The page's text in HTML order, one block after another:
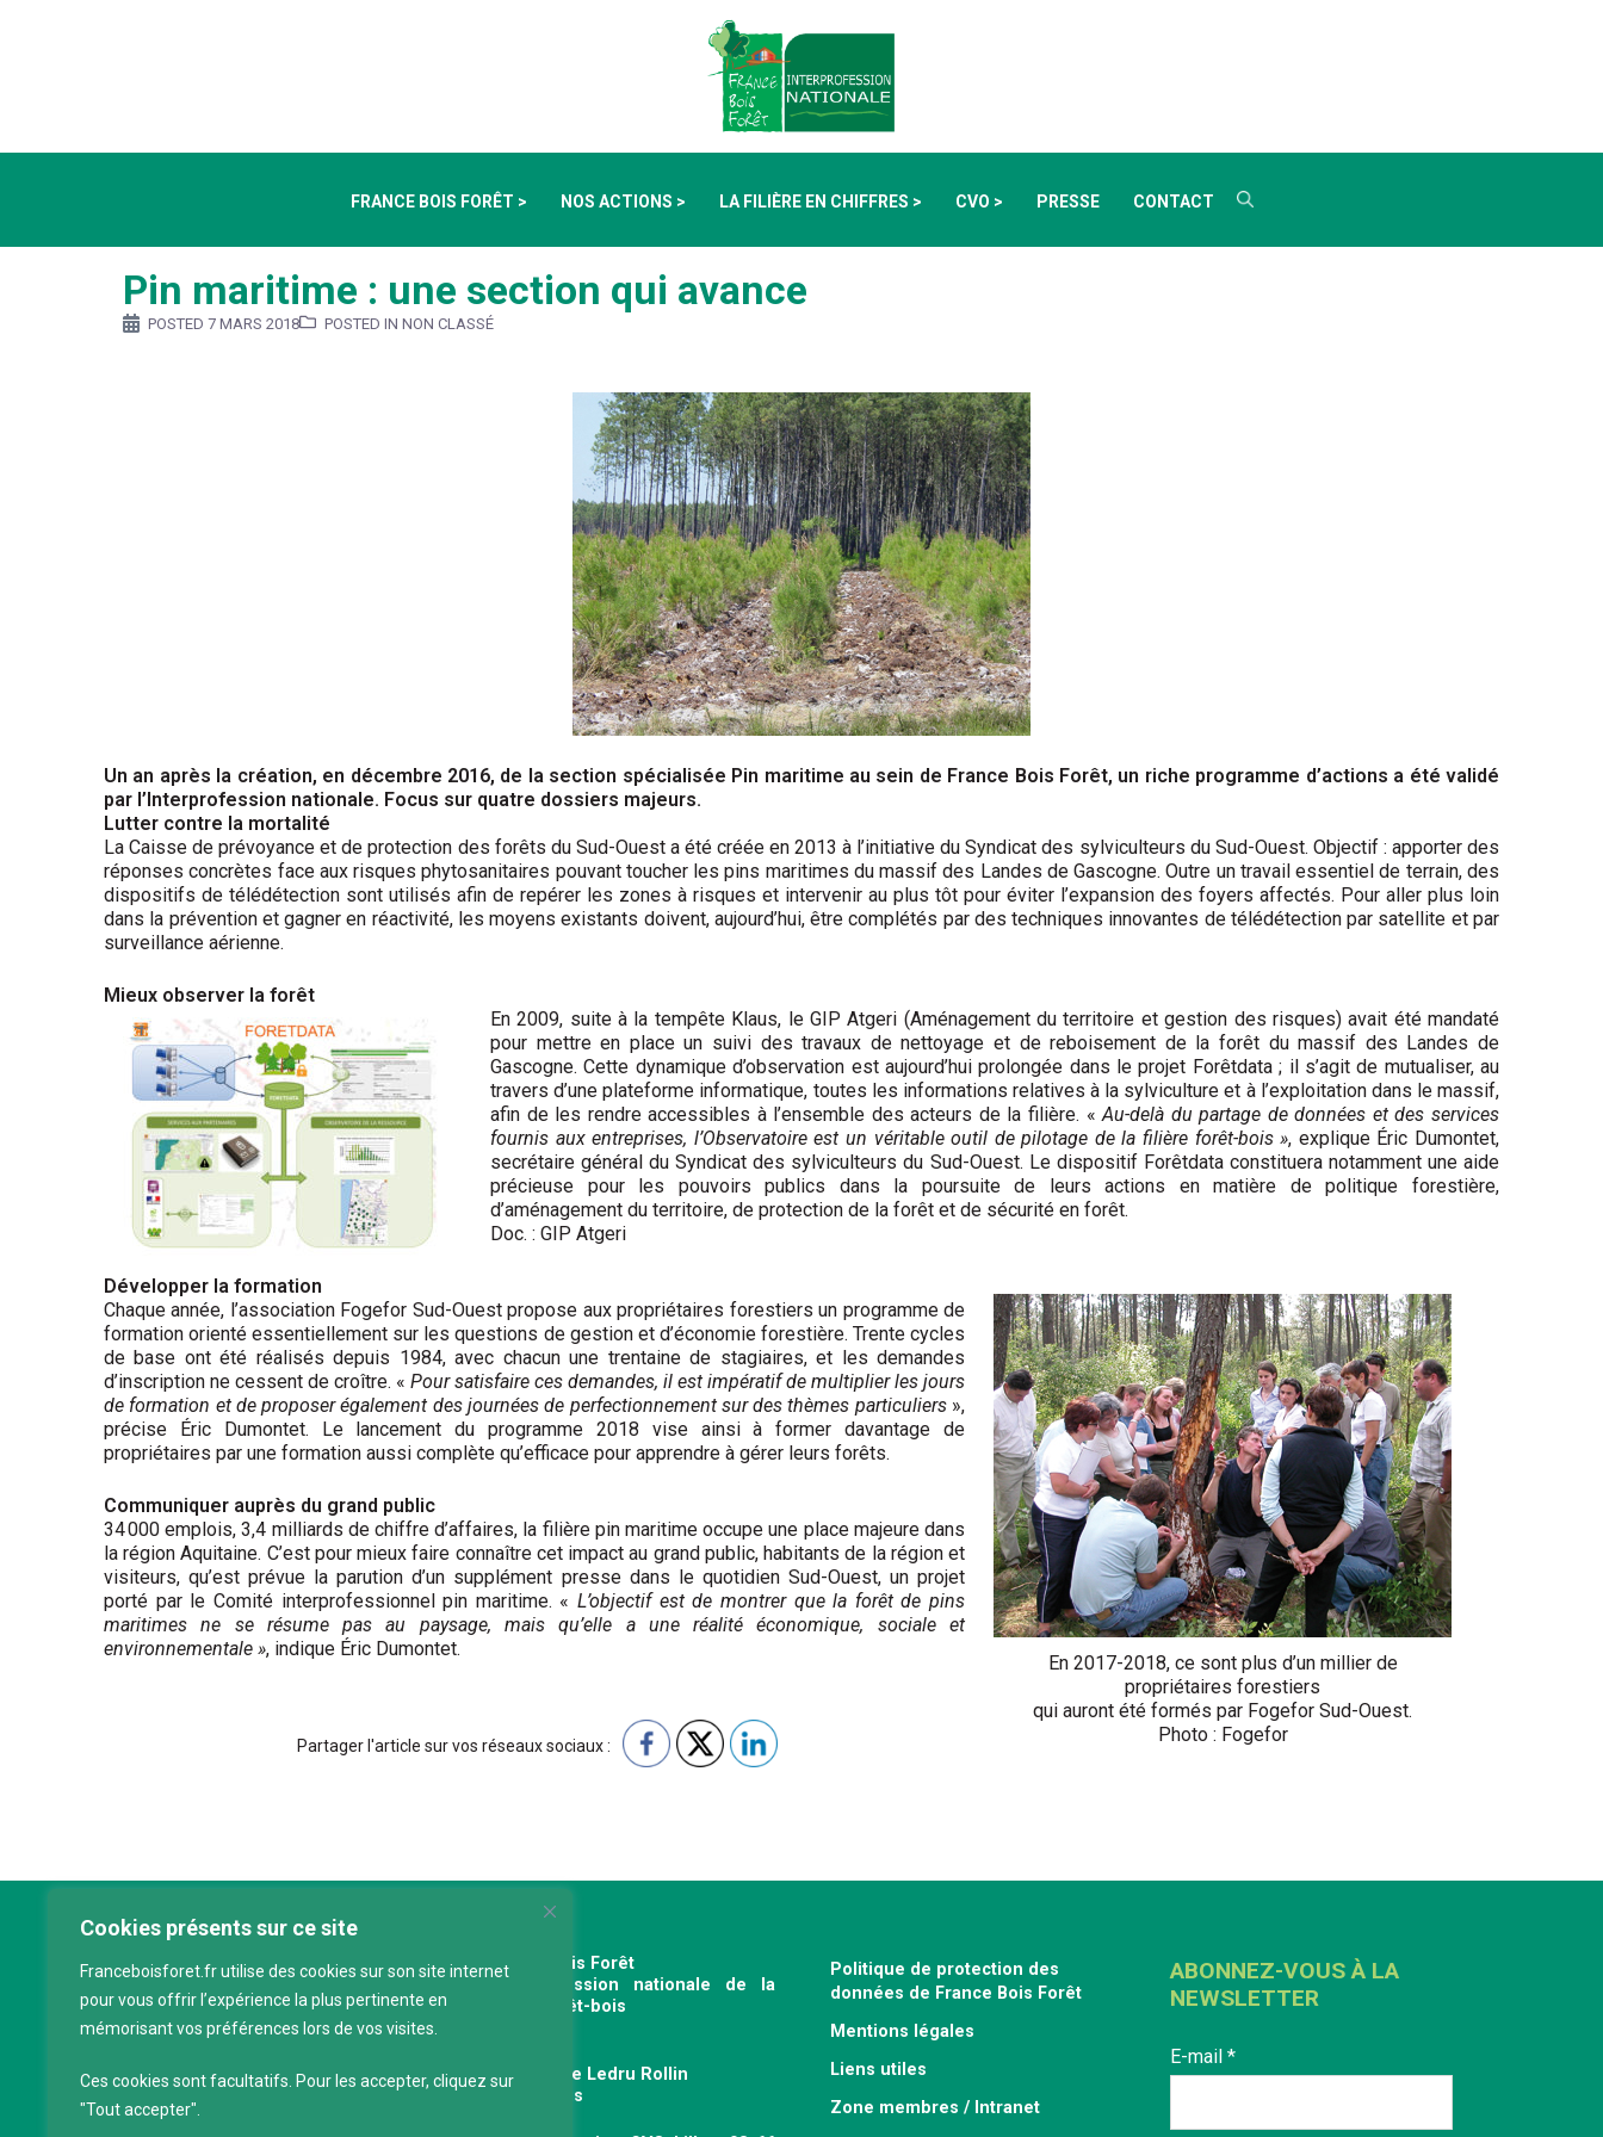
Cookies présents sur ce site
Franceboisforet.fr utilise des cookies sur son site internet
pour vous offrir l’expérience la plus pertinente en
mémorisant vos préférences lors de vos visites.
Ces cookies sont facultatifs. Pour les accepter, cliquez sur
"Tout accepter".
FRANCE BOIS FORÊT > NOS ACTIONS > LA FILIÈRE EN CHIFFRES > CVO > PRESSE CONTACT
Pin maritime : une section qui avance
POSTED 7 MARS 2018 POSTED IN NON CLASSÉ
Un an après la création, en décembre 2016, de la section spécialisée Pin maritime au sein de France Bois Forêt, un riche programme d’actions a été validé
par l’Interprofession nationale. Focus sur quatre dossiers majeurs.
Lutter contre la mortalité
La Caisse de prévoyance et de protection des forêts du Sud-Ouest a été créée en 2013 à l’initiative du Syndicat des sylviculteurs du Sud-Ouest. Objectif : apporter des
réponses concrètes face aux risques phytosanitaires pouvant toucher les pins maritimes du massif des Landes de Gascogne. Outre un travail essentiel de terrain, des
dispositifs de télédétection sont utilisés afin de repérer les zones à risques et intervenir au plus tôt pour éviter l’expansion des foyers affectés. Pour aller plus loin
dans la prévention et gagner en réactivité, les moyens existants doivent, aujourd’hui, être complétés par des techniques innovantes de télédétection par satellite et par
surveillance aérienne.
Mieux observer la forêt
En 2009, suite à la tempête Klaus, le GIP Atgeri (Aménage­ment du territoire et gestion des risques) avait été mandaté
pour mettre en place un suivi des travaux de nettoyage et de reboisement de la forêt du massif des Landes de
Gascogne. Cette dynamique d’observation est aujourd’hui prolongée dans le projet Forêtdata ; il s’agit de mutualiser, au
travers d’une plateforme informatique, toutes les informations relatives à la sylviculture et à l’exploitation dans le massif,
afin de les rendre accessibles à l’ensemble des acteurs de la filière. «Au-delà du partage de données et des services
fournis aux entreprises, l’Observatoire est un véritable outil de pilotage de la filière forêt-bois », explique Éric Dumontet,
secrétaire général du Syndicat des sylviculteurs du Sud-Ouest. Le dispositif Forêtdata constituera notamment une aide
précieuse pour les pouvoirs publics dans la poursuite de leurs actions en matière de politique forestière,
d’aménagement du territoire, de protection de la forêt et de sécurité en forêt.
Doc. : GIP Atgeri
En 2017-2018, ce sont plus d’un millier de
propriétaires forestiers
qui auront été formés par Fogefor Sud-Ouest.
Photo : Fogefor
Développer la formation
Chaque année, l’association Fogefor Sud-Ouest propose aux propriétaires forestiers un programme de
formation orienté essentiellement sur les questions de gestion et d’économie forestière. Trente cycles
de base ont été réalisés depuis 1984, avec chacun une trentaine de stagiaires, et les demandes
d’inscription ne cessent de croître. « Pour satisfaire ces demandes, il est impératif de multiplier les jours
de formation et de proposer également des journées de perfectionnement sur des thèmes particuliers »,
précise Éric Dumontet. Le lancement du programme 2018 vise ainsi à former davantage de
propriétaires par une formation aussi complète qu’efficace pour apprendre à gérer leurs forêts.
Communiquer auprès du grand public
34 000 emplois, 3,4 milliards de chiffre d’affaires, la filière pin maritime occupe une place majeure dans
la région Aquitaine. C’est pour mieux faire connaître cet impact au grand public, habitants de la région et
visiteurs, qu’est prévue la parution d’un supplément presse dans le quotidien Sud-Ouest, un projet
porté par le Comité interprofessionnel pin maritime. « L’objectif est de montrer que la forêt de pins
maritimes ne se résume pas au paysage, mais qu’elle a une réalité économique, sociale et
environnementale », indique Éric Dumontet.
Partager l'article sur vos réseaux sociaux :
France Bois Forêt
Interprofession nationale de la
filière forêt-bois
120 avenue Ledru Rollin
75011 Paris
Politique de protection des
données de France Bois Forêt
Mentions légales
Liens utiles
Zone membres / Intranet
ABONNEZ-VOUS À LA
NEWSLETTER
E-mail *